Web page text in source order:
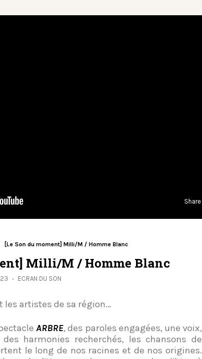
Share
[Le Son du moment] Milli/M / Homme Blanc
Milli/M / Homme Blanc
ECRAN DU SON
les artistes de sa région…
ARBRE, des paroles engagées, une voix,
harmonies recherchés, les chansons de
le long de nos racines et de nos origines.